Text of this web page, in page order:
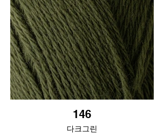
146
다크그린